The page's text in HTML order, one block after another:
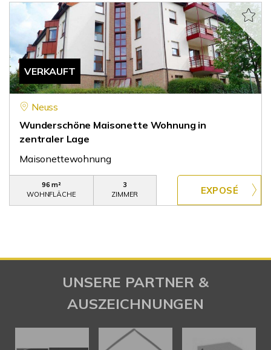
VERKAUFT
Neuss
Wunderschöne Maisonette Wohnung in
zentraler Lage
Maisonettewohnung
96 m²
WOHNFLÄCHE
3
ZIMMER
UNSERE PARTNER &
AUSZEICHNUNGEN